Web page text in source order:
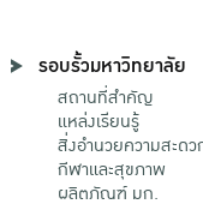
รอบรั้วมหาวิทยาลัย
สถานที่สำคัญ
แหล่งเรียนรู้
สิ่งอำนวยความสะดว
กีฬาและสุขภาพ
ผลิตภัณฑ์ มก.